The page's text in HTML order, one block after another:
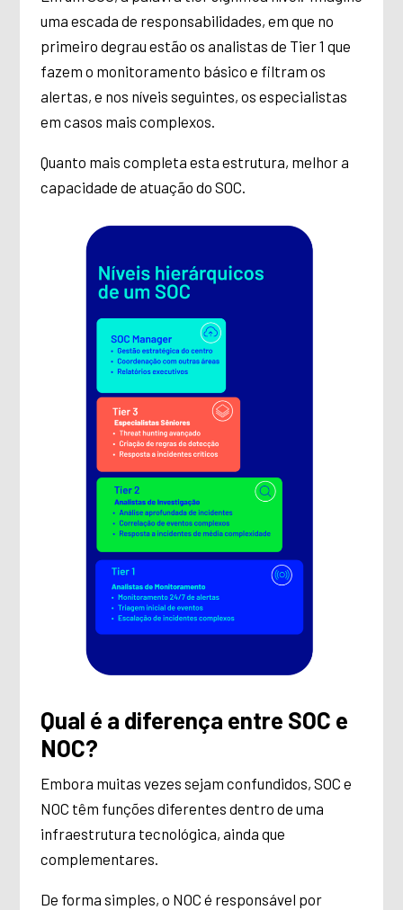
uma escada de responsabilidades, em que no
primeiro degrau estão os analistas de Tier 1 que
fazem o monitoramento básico e filtram os
alertas, e nos níveis seguintes, os especialistas
em casos mais complexos.
Quanto mais completa esta estrutura, melhor a
capacidade de atuação do SOC.
Qual é a diferença entre SOC e
NOC?
Embora muitas vezes sejam confundidos, SOC e
NOC têm funções diferentes dentro de uma
infraestrutura tecnológica, ainda que
complementares.
De forma simples, o NOC é responsável por